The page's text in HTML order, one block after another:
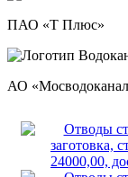
ПАО «Т Плюс»
АО